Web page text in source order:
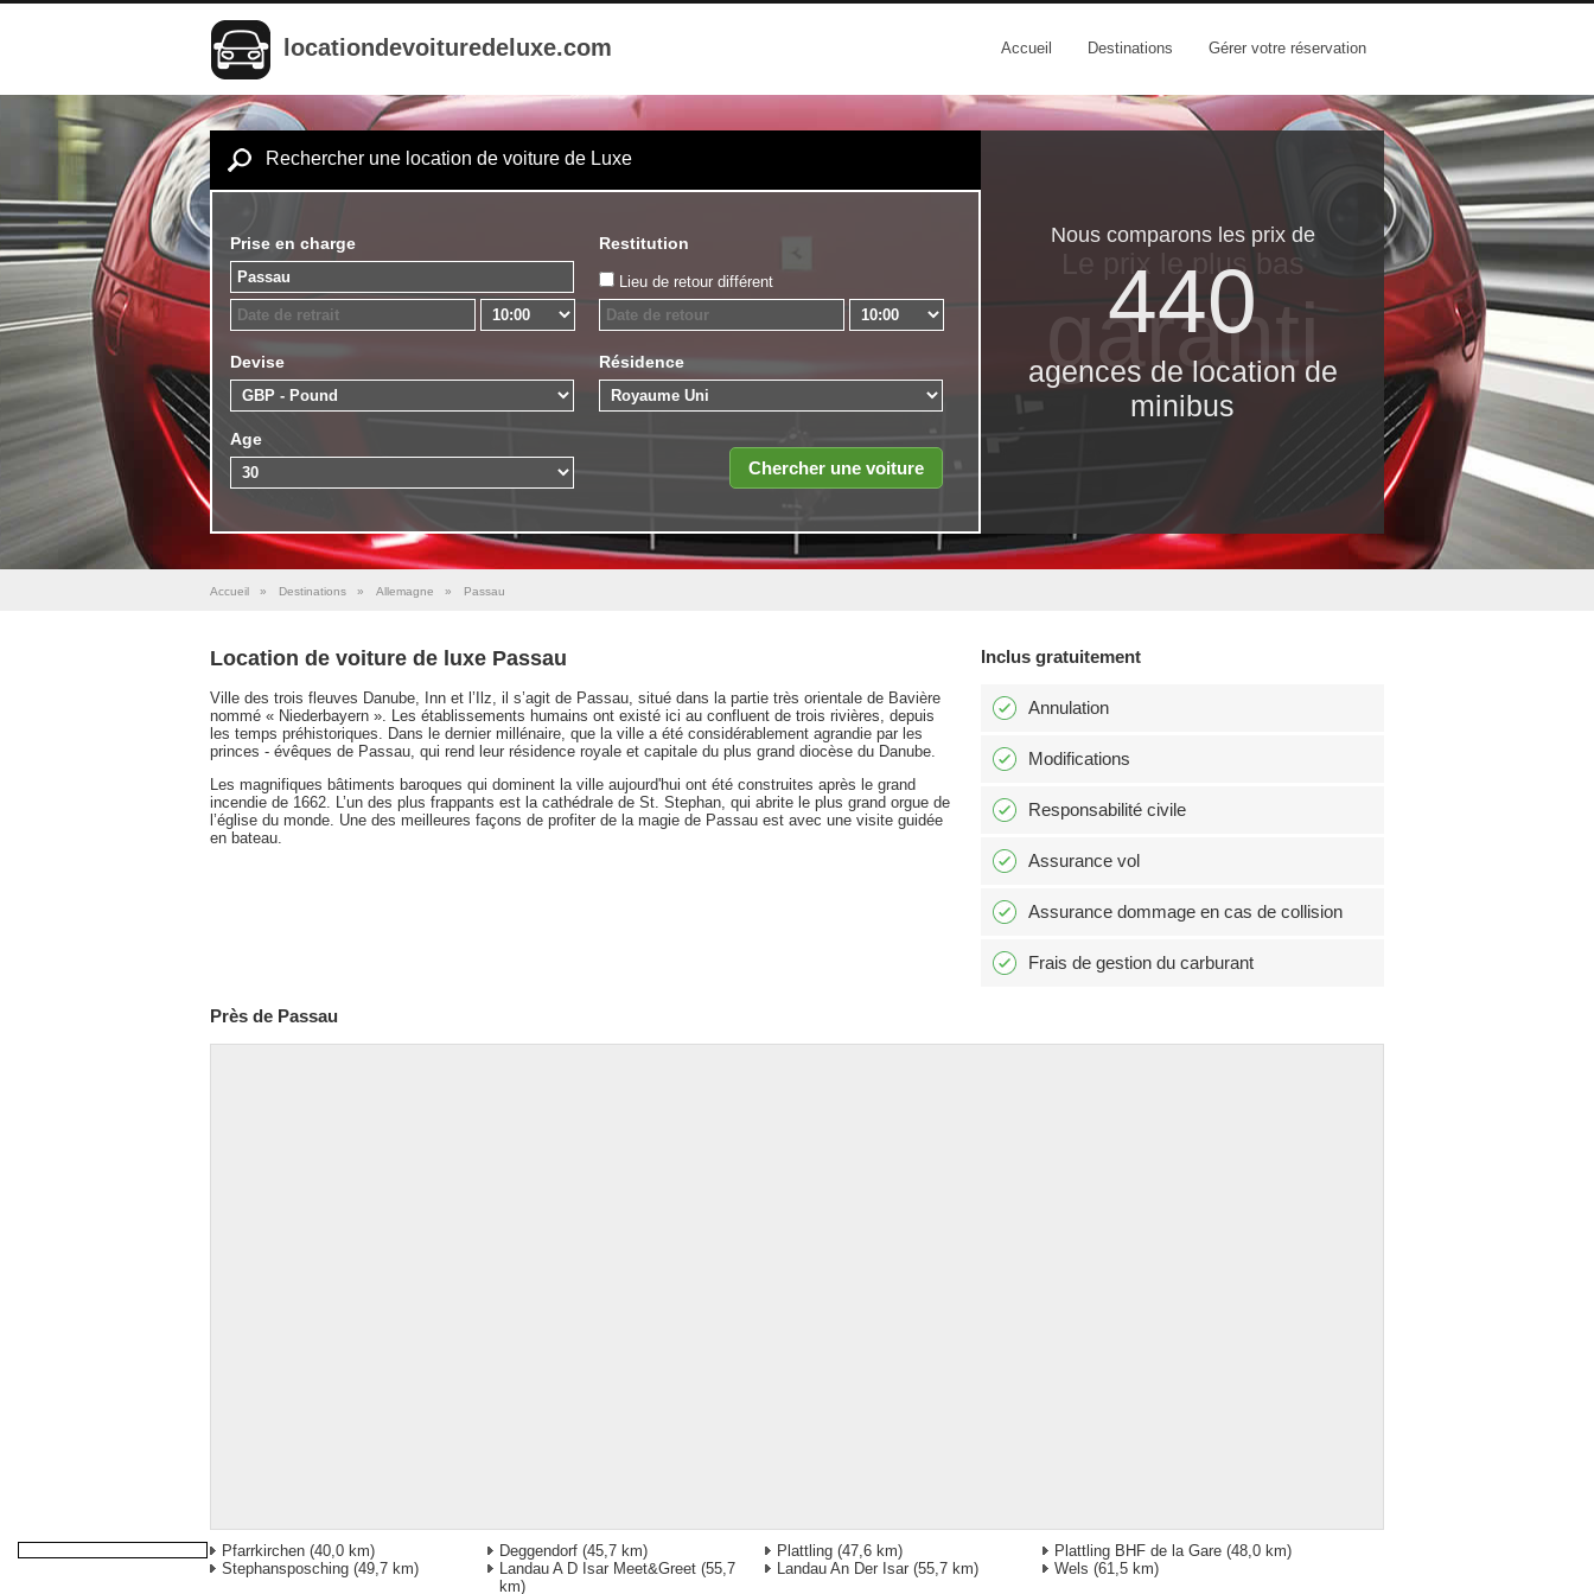
locationdevoituredeluxe.com Accueil Destinations Gérer votre réservation
Rechercher une location de voiture de Luxe
Prise en charge Restitution
Lieu de retour différent
Devise Résidence
Age
Nous comparons les prix de
440
agences de location de
minibus
Le prix le​ plus bas
garanti
Accueil » Destinations » Allemagne » Passau
Location de voiture de luxe Passau
Ville des trois fleuves Danube, Inn et l’Ilz, il s’agit de Passau, situé dans la partie très orientale de Bavière
nommé « Niederbayern ». Les établissements humains ont existé ici au confluent de trois rivières, depuis
les temps préhistoriques. Dans le dernier millénaire, que la ville a été considérablement agrandie par les
princes - évêques de Passau, qui rend leur résidence royale et capitale du plus grand diocèse du Danube.
Les magnifiques bâtiments baroques qui dominent la ville aujourd'hui ont été construites après le grand
incendie de 1662. L’un des plus frappants est la cathédrale de St. Stephan, qui abrite le plus grand orgue de
l’église du monde. Une des meilleures façons de profiter de la magie de Passau est avec une visite guidée
en bateau.
Inclus gratuitement
Annulation
Modifications
Responsabilité civile
Assurance vol
Assurance dommage en cas de collision
Frais de gestion du carburant
Près de Passau
Pfarrkirchen (40,0 km) Deggendorf (45,7 km) Plattling (47,6 km) Plattling BHF de la Gare (48,0 km)
Stephansposching (49,7 km) Landau A D Isar Meet&Greet (55,7
km)
Landau An Der Isar (55,7 km) Wels (61,5 km)